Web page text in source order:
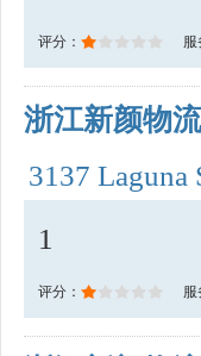
评分： 服
浙江新颜物
3137 Laguna
1
评分： 服